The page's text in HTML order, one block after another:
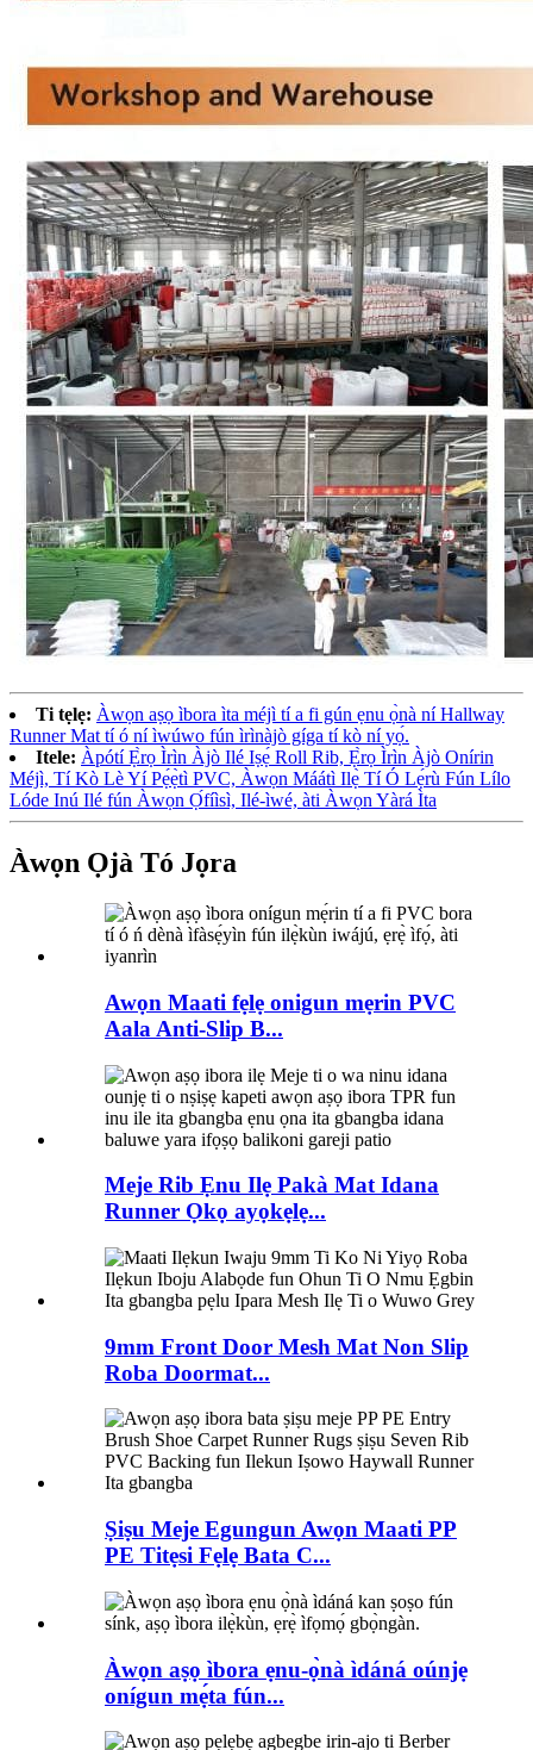
Ti tẹlẹ: Àwọn aṣọ ìbora ìta méjì tí a fi gún ẹnu ọ̀nà ní Hallway
Runner Mat tí ó ní ìwúwo fún ìrìnàjò gíga tí kò ní yọ́.
Itele: Àpótí Ẹ̀rọ Ìrìn Àjò Ilé Iṣẹ́ Roll Rib, Ẹ̀rọ Ìrìn Àjò Onírin
Méjì, Tí Kò Lè Yí Pẹ́ẹ̀tì PVC, Àwọn Máátì Ilẹ̀ Tí Ó Lẹ́rù Fún Lílo
Lóde Inú Ilé fún Àwọn Ọ́fíìsì, Ilé-ìwé, àti Àwọn Yàrá Ìta
Àwọn Ọjà Tó Jọra
Awọn Maati fẹlẹ onigun mẹrin PVC
Aala Anti-Slip B...
Meje Rib Ẹnu Ilẹ Pakà Mat Idana
Runner Ọkọ ayọkẹlẹ...
9mm Front Door Mesh Mat Non Slip
Roba Doormat...
Ṣiṣu Meje Egungun Awọn Maati PP
PE Titẹsi Fẹlẹ Bata C...
Àwọn aṣọ ìbora ẹnu-ọ̀nà ìdáná oúnjẹ
onígun mẹ́ta fún...